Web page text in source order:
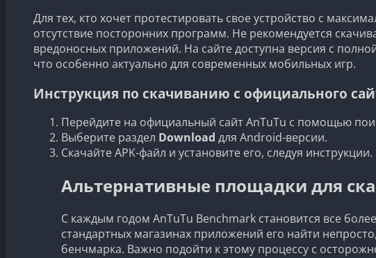
Для тех, кто хочет протестировать свое устройство с
отсутствие посторонних программ. Не рекомендуется
вредоносных приложений. На сайте доступна версия с
что особенно актуально для современных мобильных игр.
Инструкция по скачиванию с официального
Перейдите на официальный сайт AnTuTu с помощью
Выберите раздел Download для Android-версии.
Скачайте APK-файл и установите его, следуя инструкции.
Альтернативные площадки для
С каждым годом AnTuTu Benchmark становится все
стандартных магазинах приложений его найти
бенчмарка. Важно подойти к этому процессу с